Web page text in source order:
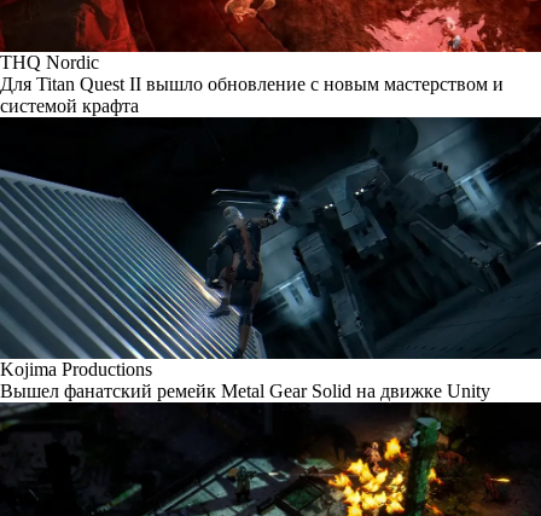
THQ Nordic
Для Titan Quest II вышло обновление с новым мастерством и
системой крафта
Kojima Productions
Вышел фанатский ремейк Metal Gear Solid на движке Unity